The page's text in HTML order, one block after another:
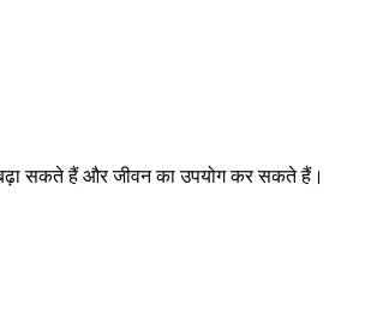
सकते हैं और जीवन का उपयोग कर सकते हैं।